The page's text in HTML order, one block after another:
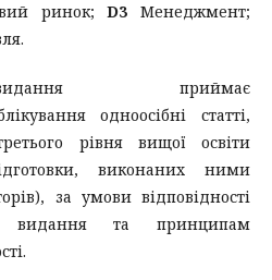
ринок;D3 Менеджмент;
приймає
одноосібні статті,
рівня вищої освіти
виконаних ними
за умови відповідності
видання та принципам